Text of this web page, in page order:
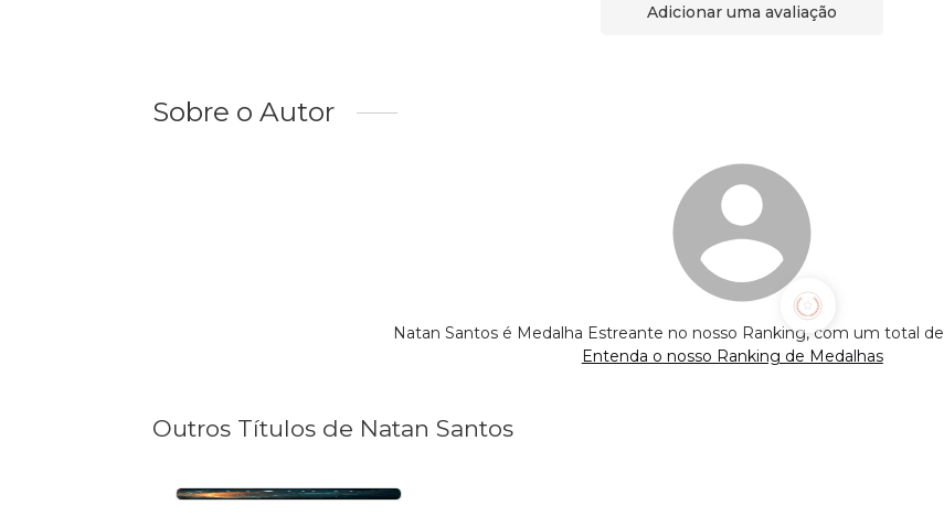
Adicionar uma avaliação
Sobre o Autor
Natan Santos é Medalha Estreante no nosso Ranking, com um total de
Entenda o nosso Ranking de Medalhas
Outros Títulos de Natan Santos